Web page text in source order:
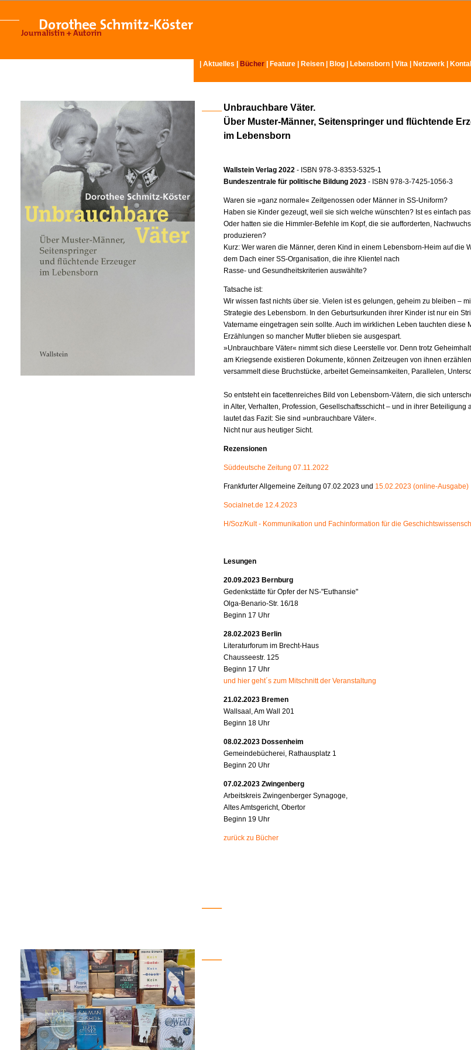
Aktuelles Bücher Feature Reisen Blog Lebensborn Vita Netzwerk
Unbrauchbare Väter.
Über Muster-Männer, Seitenspringer und flüchtende
im Lebensborn
Wallstein Verlag 2022 - ISBN 978-3-8353-5325-1
Bundeszentrale für politische Bildung 2023 - ISBN 978-3-7425-1056-3
Waren sie »ganz normale« Zeitgenossen oder Männer in SS-Uniform?
Haben sie Kinder gezeugt, weil sie sich welche wünschten? Ist es einfach
Oder hatten sie die Himmler-Befehle im Kopf, die sie aufforderten,
produzieren?
Kurz: Wer waren die Männer, deren Kind in einem Lebensborn-Heim auf die
dem Dach einer SS-Organisation, die ihre Klientel nach
Rasse- und Gesundheitskriterien auswählte?
Tatsache ist:
Wir wissen fast nichts über sie. Vielen ist es gelungen, geheim zu bleiben –
Strategie des Lebensborn. In den Geburtsurkunden ihrer Kinder ist nur ein
Vatername eingetragen sein sollte. Auch im wirklichen Leben tauchten diese
Erzählungen so mancher Mutter blieben sie ausgespart.
»Unbrauchbare Väter« nimmt sich diese Leerstelle vor. Denn trotz
am Kriegsende existieren Dokumente, können Zeitzeugen von ihnen
versammelt diese Bruchstücke, arbeitet Gemeinsamkeiten, Parallelen,
So entsteht ein facettenreiches Bild von Lebensborn-Vätern, die sich
in Alter, Verhalten, Profession, Gesellschaftsschicht – und in ihrer Beteiligung
lautet das Fazit: Sie sind »unbrauchbare Väter«.
Nicht nur aus heutiger Sicht.
Rezensionen
Süddeutsche Zeitung 07.11.2022
Frankfurter Allgemeine Zeitung 07.02.2023 und 15.02.2023 (online-Ausgabe)
Socialnet.de 12.4.2023
H/Soz/Kult - Kommunikation und Fachinformation für die
Lesungen
20.09.2023 Bernburg
Gedenkstätte für Opfer der NS-"Euthansie"
Olga-Benario-Str. 16/18
Beginn 17 Uhr
28.02.2023 Berlin
Literaturforum im Brecht-Haus
Chausseestr. 125
Beginn 17 Uhr
und hier geht´s zum Mitschnitt der Veranstaltung
21.02.2023 Bremen
Wallsaal, Am Wall 201
Beginn 18 Uhr
08.02.2023 Dossenheim
Gemeindebücherei, Rathausplatz 1
Beginn 20 Uhr
07.02.2023 Zwingenberg
Arbeitskreis Zwingenberger Synagoge,
Altes Amtsgericht, Obertor
Beginn 19 Uhr
zurück zu Bücher